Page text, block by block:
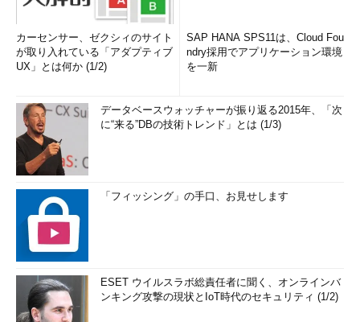
カーセンサー、ゼクシィのサイト
が取り入れている「アダプティブ
UX」とは何か (1/2)
SAP HANA SPS11は、Cloud Fou
ndry採用でアプリケーション環境
を一新
データベースウォッチャーが振り返る2015年、「次
に“来る”DBの技術トレンド」とは (1/3)
「フィッシング」の手口、お見せします
ESET ウイルスラボ総責任者に聞く、オンラインバ
ンキング攻撃の現状とIoT時代のセキュリティ (1/2)